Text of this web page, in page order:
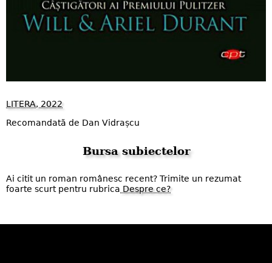
LITERA, 2022
Recomandată de Dan Vidrașcu
Bursa subiectelor
Ai citit un roman românesc recent? Trimite un rezumat
foarte scurt pentru rubrica Despre ce?